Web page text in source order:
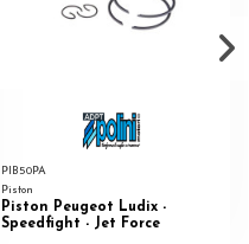
PIB50PA
Piston
Piston Peugeot Ludix -
Speedfight - Jet Force